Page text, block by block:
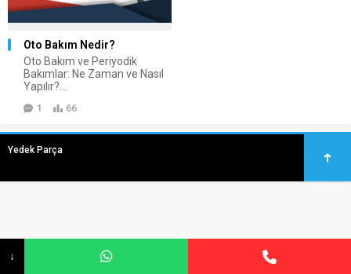
Oto Bakım Nedir?
Oto Bakım ve Periyodik
Bakımlar: Ne Zaman ve Nasıl
Yapılır?...
1 66
Yedek Parça
↓